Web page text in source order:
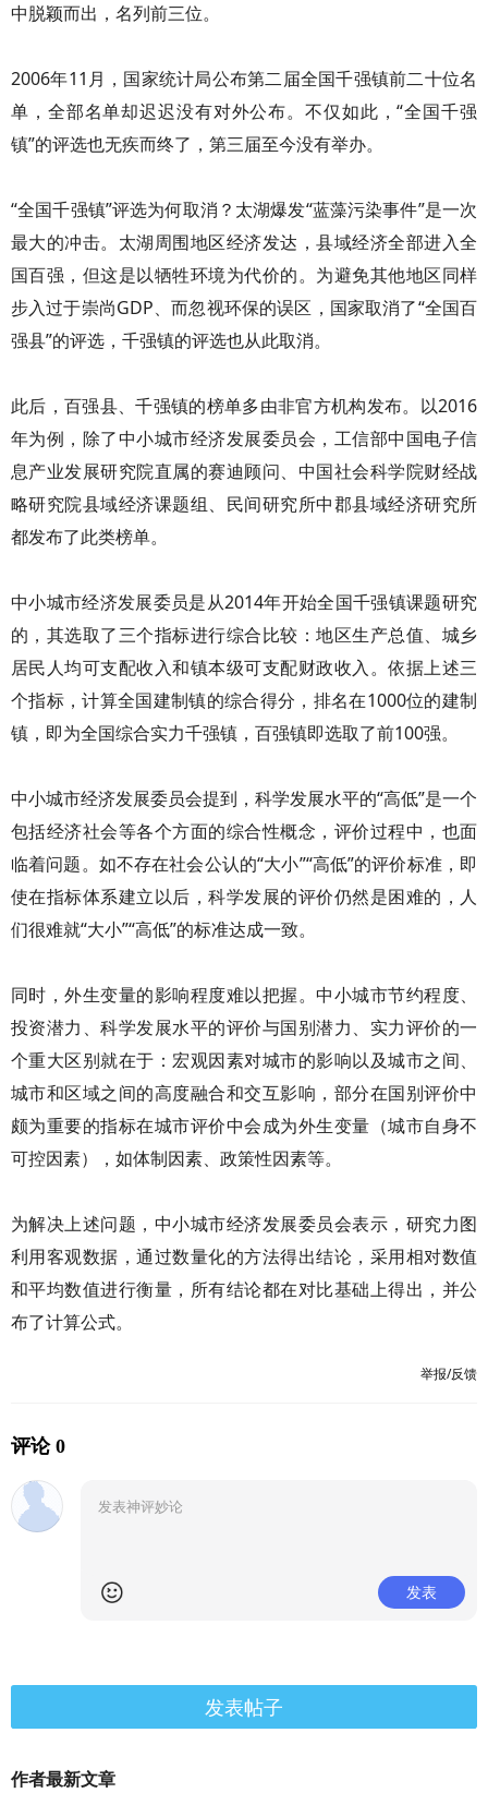
中脱颖而出，名列前三位。
2006年11月，国家统计局公布第二届全国千强镇前二十位名
单，全部名单却迟迟没有对外公布。不仅如此，“全国千强
镇”的评选也无疾而终了，第三届至今没有举办。
“全国千强镇”评选为何取消？太湖爆发“蓝藻污染事件”是一次
最大的冲击。太湖周围地区经济发达，县域经济全部进入全
国百强，但这是以牺牲环境为代价的。为避免其他地区同样
步入过于崇尚GDP、而忽视环保的误区，国家取消了“全国百
强县”的评选，千强镇的评选也从此取消。
此后，百强县、千强镇的榜单多由非官方机构发布。以2016
年为例，除了中小城市经济发展委员会，工信部中国电子信
息产业发展研究院直属的赛迪顾问、中国社会科学院财经战
略研究院县域经济课题组、民间研究所中郡县域经济研究所
都发布了此类榜单。
中小城市经济发展委员是从2014年开始全国千强镇课题研究
的，其选取了三个指标进行综合比较：地区生产总值、城乡
居民人均可支配收入和镇本级可支配财政收入。依据上述三
个指标，计算全国建制镇的综合得分，排名在1000位的建制
镇，即为全国综合实力千强镇，百强镇即选取了前100强。
中小城市经济发展委员会提到，科学发展水平的“高低”是一个
包括经济社会等各个方面的综合性概念，评价过程中，也面
临着问题。如不存在社会公认的“大小”“高低”的评价标准，即
使在指标体系建立以后，科学发展的评价仍然是困难的，人
们很难就“大小”“高低”的标准达成一致。
同时，外生变量的影响程度难以把握。中小城市节约程度、
投资潜力、科学发展水平的评价与国别潜力、实力评价的一
个重大区别就在于：宏观因素对城市的影响以及城市之间、
城市和区域之间的高度融合和交互影响，部分在国别评价中
颇为重要的指标在城市评价中会成为外生变量（城市自身不
可控因素），如体制因素、政策性因素等。
为解决上述问题，中小城市经济发展委员会表示，研究力图
利用客观数据，通过数量化的方法得出结论，采用相对数值
和平均数值进行衡量，所有结论都在对比基础上得出，并公
布了计算公式。
举报/反馈
评论 0
发表
发表帖子
作者最新文章